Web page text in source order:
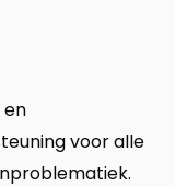
voor alle